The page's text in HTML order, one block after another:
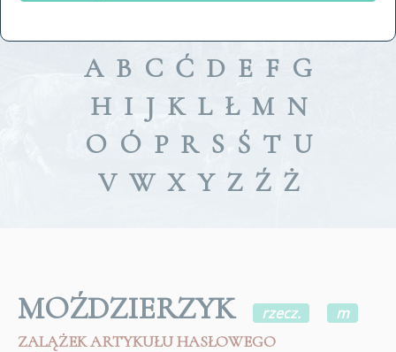
A B C Ć D E F G
H I J K L Ł M N
O Ó P R S Ś T U
V W X Y Z Ź Ż
MOŹDZIERZYK rzecz.
m
ZALĄŻEK ARTYKUŁU HASŁOWEGO